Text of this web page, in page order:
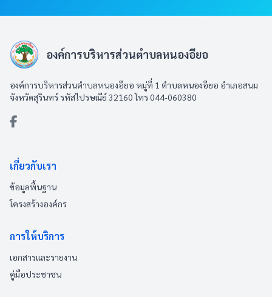
องค์การบริหารส่วนตำบลหนองอียอ
องค์การบริหารส่วนตำบลหนองอียอ หมู่ที่ 1 ตำบลหนองอียอ อำเภอสนม
จังหวัดสุรินทร์ รหัสไปรษณีย์ 32160 โทร 044-060380
เกี่ยวกับเรา
ข้อมูลพื้นฐาน
โครงสร้างองค์กร
การให้บริการ
เอกสารและรายงาน
คู่มือประชาชน